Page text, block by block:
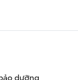
dưỡng